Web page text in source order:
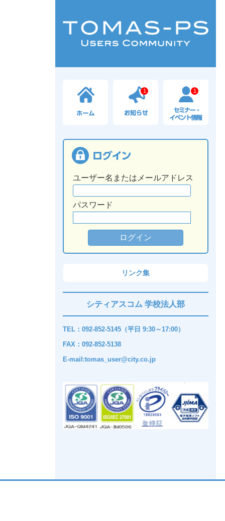
1 1
ユーザー名またはメールアドレス
パスワード
リンク集
シティアスコム 学校法人部
TEL：092-852-5145（平日 9:30～17:00）
FAX：092-852-5138
E-mail:tomas_user@city.co.jp